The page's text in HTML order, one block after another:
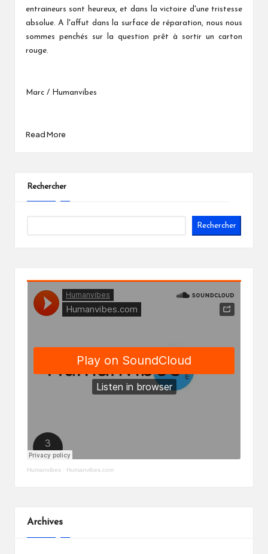
entraineurs sont heureux, et dans la victoire d'une tristesse
absolue. A l'affut dans la surface de réparation, nous nous
sommes penchés sur la question prêt à sortir un carton
rouge.
Marc / Humanvibes
Read More
Rechercher
Rechercher
Humanvibes · Humanvibes.com
Archives